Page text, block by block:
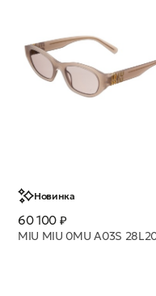
Новинка
60 100 ₽